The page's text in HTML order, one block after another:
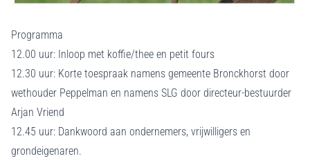
Programma
12.00 uur: Inloop met koffie/thee en petit fours
12.30 uur: Korte toespraak namens gemeente Bronckhorst door
wethouder Peppelman en namens SLG door directeur-bestuurder
Arjan Vriend
12.45 uur: Dankwoord aan ondernemers, vrijwilligers en
grondeigenaren.